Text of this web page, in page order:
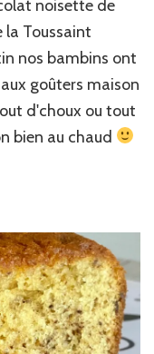
noisette de
la Toussaint
nos bambins ont
goûters maison
d'choux ou tout
bien au chaud